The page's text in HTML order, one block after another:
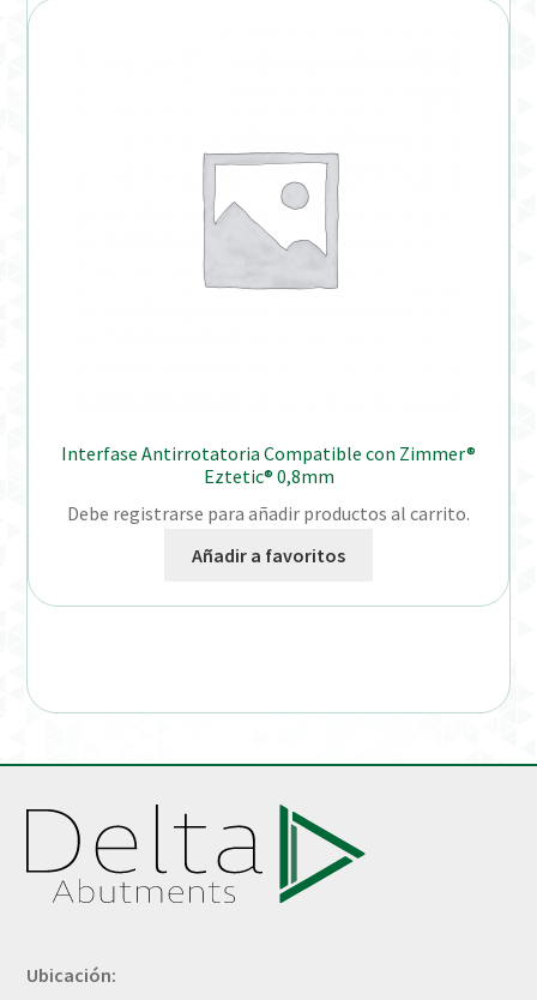
Interfase Antirrotatoria Compatible con Zimmer®
Eztetic® 0,8mm
Debe registrarse para añadir productos al carrito.
Añadir a favoritos
Ubicación: